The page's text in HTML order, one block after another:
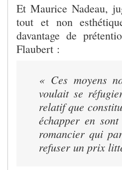
Et Maurice Nadeau,
tout et non
davantage de
Flaubert :
« Ces moyens
voulait se
relatif que
échapper en
romancier qui
refuser un prix